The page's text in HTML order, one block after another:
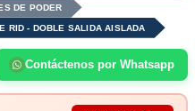
DE PODER
RID - DOBLE SALIDA AISLADA
Contáctenos por Whatsapp